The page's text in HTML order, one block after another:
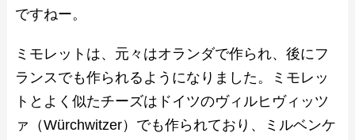
ですねー。
ミモレットは、元々はオランダで作られ、後にフ
ランスでも作られるようになりました。ミモレッ
トとよく似たチーズはドイツのヴィルヒヴィッツ
ァ（Würchwitzer）でも作られており、ミルベンケ